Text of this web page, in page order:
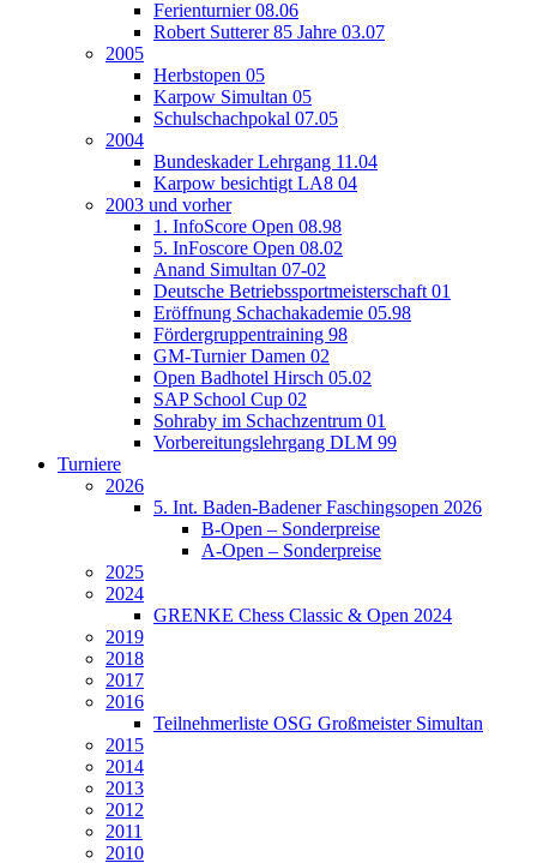
Ferienturnier 08.06
Robert Sutterer 85 Jahre 03.07
2005
Herbstopen 05
Karpow Simultan 05
Schulschachpokal 07.05
2004
Bundeskader Lehrgang 11.04
Karpow besichtigt LA8 04
2003 und vorher
1. InfoScore Open 08.98
5. InFoscore Open 08.02
Anand Simultan 07-02
Deutsche Betriebssportmeisterschaft 01
Eröffnung Schachakademie 05.98
Fördergruppentraining 98
GM-Turnier Damen 02
Open Badhotel Hirsch 05.02
SAP School Cup 02
Sohraby im Schachzentrum 01
Vorbereitungslehrgang DLM 99
Turniere
2026
5. Int. Baden-Badener Faschingsopen 2026
B-Open – Sonderpreise
A-Open – Sonderpreise
2025
2024
GRENKE Chess Classic & Open 2024
2019
2018
2017
2016
Teilnehmerliste OSG Großmeister Simultan
2015
2014
2013
2012
2011
2010